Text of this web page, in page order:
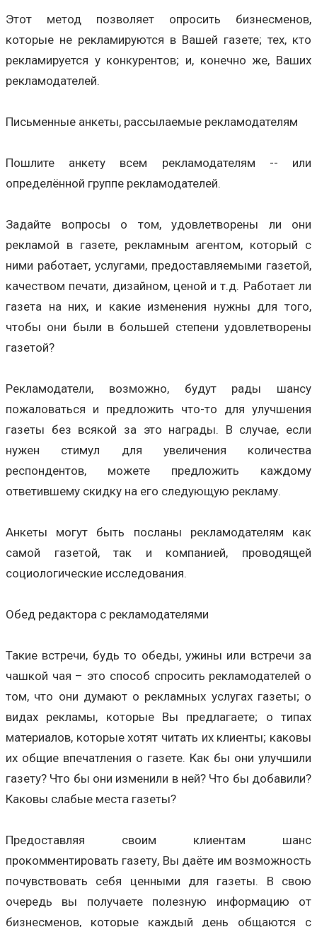
Этот метод позволяет опросить бизнесменов,
которые не рекламируются в Вашей газете; тех, кто
рекламируется у конкурентов; и, конечно же, Ваших
рекламодателей.
Письменные анкеты, рассылаемые рекламодателям
Пошлите анкету всем рекламодателям -- или
определённой группе рекламодателей.
Задайте вопросы о том, удовлетворены ли они
рекламой в газете, рекламным агентом, который с
ними работает, услугами, предоставляемыми газетой,
качеством печати, дизайном, ценой и т.д. Работает ли
газета на них, и какие изменения нужны для того,
чтобы они были в большей степени удовлетворены
газетой?
Рекламодатели, возможно, будут рады шансу
пожаловаться и предложить что-то для улучшения
газеты без всякой за это награды. В случае, если
нужен стимул для увеличения количества
респондентов, можете предложить каждому
ответившему скидку на его следующую рекламу.
Анкеты могут быть посланы рекламодателям как
самой газетой, так и компанией, проводящей
социологические исследования.
Обед редактора с рекламодателями
Такие встречи, будь то обеды, ужины или встречи за
чашкой чая – это способ спросить рекламодателей о
том, что они думают о рекламных услугах газеты; о
видах рекламы, которые Вы предлагаете; о типах
материалов, которые хотят читать их клиенты; каковы
их общие впечатления о газете. Как бы они улучшили
газету? Что бы они изменили в ней? Что бы добавили?
Каковы слабые места газеты?
Предоставляя своим клиентам шанс
прокомментировать газету, Вы даёте им возможность
почувствовать себя ценными для газеты. В свою
очередь вы получаете полезную информацию от
бизнесменов, которые каждый день общаются с